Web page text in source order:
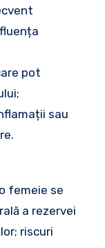
pot
sau
femeie se
a rezervei
riscuri